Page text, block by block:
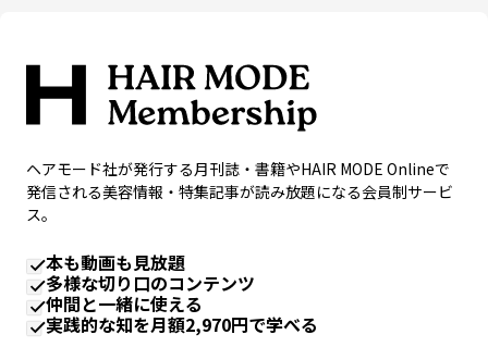
ヘアモード社が発行する月刊誌・書籍やHAIR MODE Onlineで
発信される美容情報・特集記事が読み放題になる会員制サービ
ス。
本も動画も見放題
多様な切り口のコンテンツ
仲間と一緒に使える
実践的な知を月額2,970円で学べる